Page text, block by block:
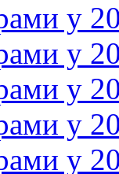
у
у
у
у
у